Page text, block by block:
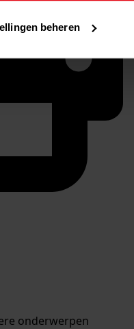
beheren
onderwerpen